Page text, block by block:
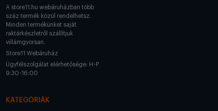
A store11.hu webáruházban több
száz termék közül rendelhetsz.
Minden termékünket saját
raktárkészletről szállítjuk
villámgyorsan.
Store11 Webáruház
Ügyfélszolgálat elérhetősége: H-P
9:30-16:00
KATEGÓRIÁK